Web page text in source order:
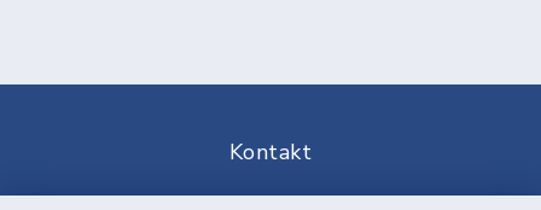
Kontakt